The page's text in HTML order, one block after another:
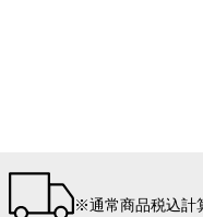
※通常商品税込計